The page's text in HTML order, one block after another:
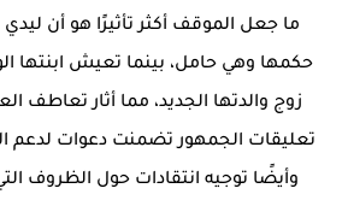
ما جعل الموقف أكثر تأثيرًا هو أن
حكمها وهي حامل، بينما تعيش ابنتها
زوج والدتها الجديد، مما أثار تعاطف
تعليقات الجمهور تضمنت دعوات لدعم
وأيضًا توجيه انتقادات حول الظروف